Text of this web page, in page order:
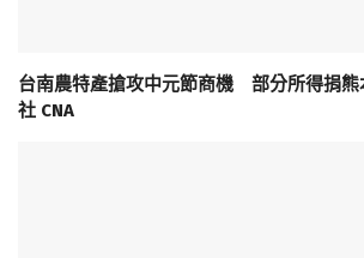
台南農特產搶攻中元節商機 部分所得捐
社 CNA